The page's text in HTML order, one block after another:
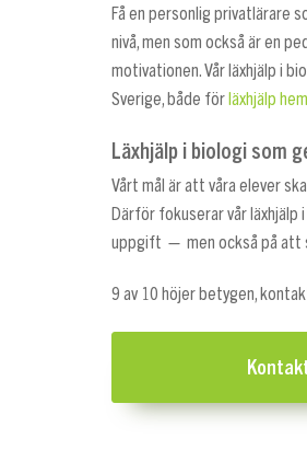
Få en personlig privatlärare
nivå, men som också är en
motivationen. Vår läxhjälp i
Sverige, både för läxhjälp
Läxhjälp i biologi som
Vårt mål är att våra elever
Därför fokuserar vår
uppgift — men också på att
9 av 10 höjer betygen,